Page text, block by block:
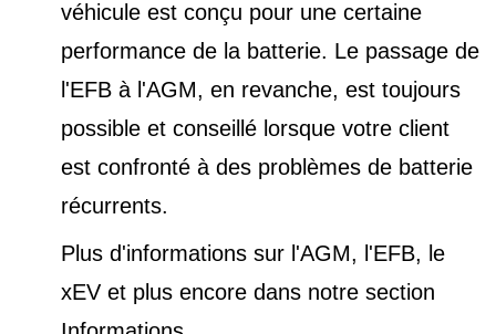
véhicule est conçu pour une certaine
performance de la batterie. Le passage de
l'EFB à l'AGM, en revanche, est toujours
possible et conseillé lorsque votre client
est confronté à des problèmes de batterie
récurrents.
Plus d'informations sur l'AGM, l'EFB, le
xEV et plus encore dans notre section